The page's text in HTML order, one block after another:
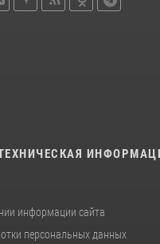
информации сайта
персональных данных